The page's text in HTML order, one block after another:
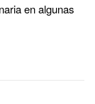
en algunas